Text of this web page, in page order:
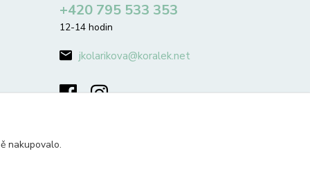
+420 795 533 353
12-14 hodin
jkolarikova@koralek.net
nakupovalo.